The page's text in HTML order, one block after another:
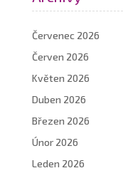
Červenec 2026
Červen 2026
Květen 2026
Duben 2026
Březen 2026
Únor 2026
Leden 2026